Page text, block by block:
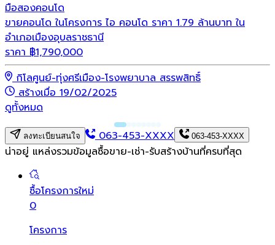
มือสองคอนโด
ขายคอนโด ในโครงการ ไอ คอนโด ราคา 1.79 ล้านบาท ใน
อำเภอเมืองอุบลราชธานี
ราคา ฿1,790,000
กิโลศูนย์-ทุ่งศรีเมือง-โรงพยาบาล สรรพสิทธิ์
สร้างเมื่อ 19/02/2025
ดูทั้งหมด
ลงทะเบียนสนใจ 063-453-XXXX 063-453-XXXX
น่าอยู่ แหล่งรวมข้อมูลซื้อขาย-เช่า-รับสร้างบ้านที่ครบที่สุด
ซื้อโครงการใหม่
0
โครงการ